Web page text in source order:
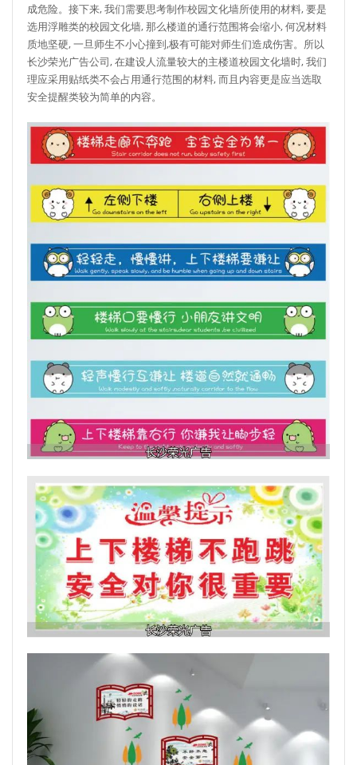
成危险。接下来, 我们需要思考制作校园文化墙所使用的材料, 要是
选用浮雕类的校园文化墙, 那么楼道的通行范围将会缩小, 何况材料
质地坚硬, 一旦师生不小心撞到,极有可能对师生们造成伤害。所以
长沙荣光广告公司, 在建设人流量较大的主楼道校园文化墙时, 我们
理应采用贴纸类不会占用通行范围的材料, 而且内容更是应当选取
安全提醒类较为简单的内容。